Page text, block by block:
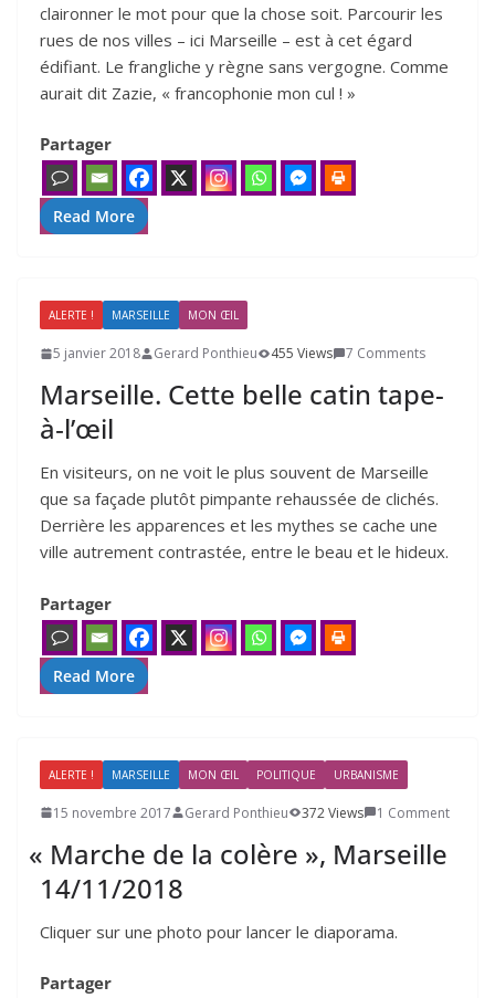
claironner le mot pour que la chose soit. Parcourir les
rues de nos villes – ici Marseille – est à cet égard
édifiant. Le frangliche y règne sans vergogne. Comme
aurait dit Zazie, « francophonie mon cul ! »
Partager
Read More
ALERTE ! MARSEILLE MON ŒIL
5 janvier 2018 Gerard Ponthieu 455 Views 7 Comments
Marseille. Cette belle catin tape-
à‑l’œil
En visiteurs, on ne voit le plus souvent de Marseille
que sa façade plutôt pimpante rehaussée de clichés.
Derrière les apparences et les mythes se cache une
ville autrement contrastée, entre le beau et le hideux.
Partager
Read More
ALERTE ! MARSEILLE MON ŒIL POLITIQUE URBANISME
15 novembre 2017 Gerard Ponthieu 372 Views 1 Comment
« Marche de la colère », Marseille
14/​11/​2018
Cliquer sur une pho­to pour lan­cer le diaporama.
Partager